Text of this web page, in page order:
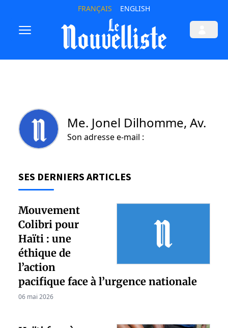
FRANÇAIS ENGLISH
Me. Jonel Dilhomme, Av.
Son adresse e-mail :
SES DERNIERS ARTICLES
Mouvement
Colibri pour
Haïti : une
éthique de
l’action
pacifique face à l’urgence nationale
06 mai 2026